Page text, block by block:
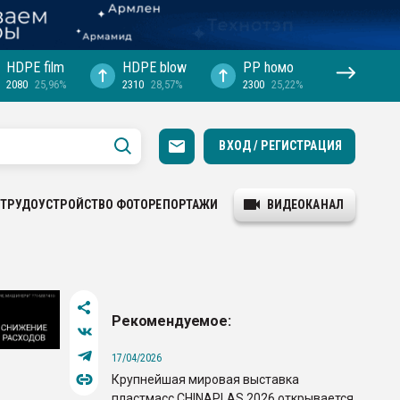
HDPE film
2080 25,96%
HDPE blow
2310 28,57%
PP hомо
2300 25,22%
ВХОД / РЕГИСТРАЦИЯ
ТРУДОУСТРОЙСТВО ФОТОРЕПОРТАЖИ ВИДЕОКАНАЛ
Рекомендуемое:
17/04/2026
Крупнейшая мировая выставка